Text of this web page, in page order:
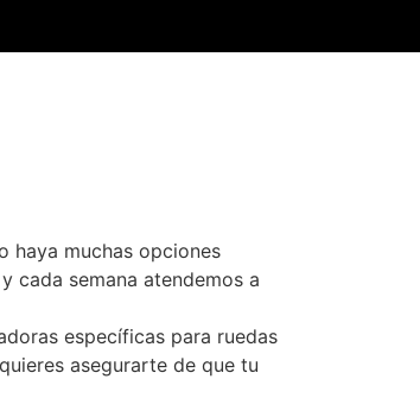
haya muchas opciones
cada semana atendemos a
específicas para ruedas
asegurarte de que tu